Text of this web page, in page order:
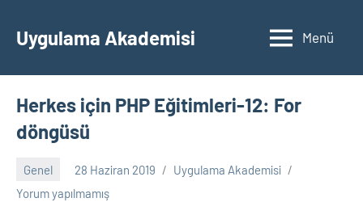
geçUygulama Akademisi Menü
Herkes için PHP Eğitimleri-12: For
döngüsü
Genel 28 Haziran 2019
Uygulama Akademisi
Yorum yapılmamış